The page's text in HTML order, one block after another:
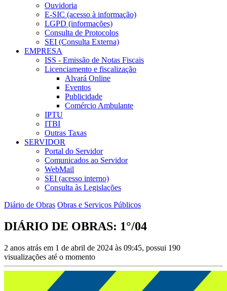
Ouvidoria
E-SIC (acesso à informação)
LGPD (informações)
Consulta de Protocolos
SEI (Consulta Externa)
EMPRESA
ISS - Emissão de Notas Fiscais
Licenciamento e fiscalização
Alvará Online
Eventos
Publicidade
Comércio Ambulante
IPTU
ITBI
Outras Taxas
SERVIDOR
Portal do Servidor
Comunicados ao Servidor
WebMail
SEI (acesso interno)
Consulta às Legislações
Diário de Obras Obras e Serviços Públicos
DIÁRIO DE OBRAS: 1°/04
2 anos atrás em 1 de abril de 2024 às 09:45, possui 190
visualizações até o momento